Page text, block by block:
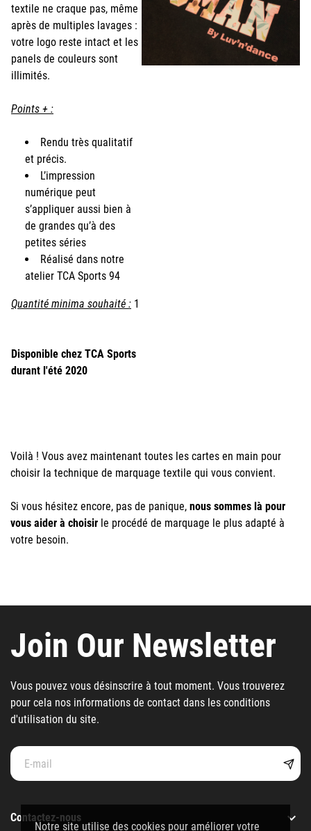
Notre site utilise des cookies pour améliorer votre
textile ne craque pas, même
après de multiples lavages :
votre logo reste intact et les
panels de couleurs sont
illimités.
Points + :
Rendu très qualitatif
et précis.
L’impression
numérique peut
s’appliquer aussi bien à
de grandes qu’à des
petites séries
Réalisé dans notre
atelier TCA Sports 94
Quantité minima souhaité : 1
Disponible chez TCA Sports
durant l'été 2020
Voilà ! Vous avez maintenant toutes les cartes en main pour
choisir la technique de marquage textile qui vous convient.
Si vous hésitez encore, pas de panique, nous sommes là pour
vous aider à choisir le procédé de marquage le plus adapté à
votre besoin.
Join Our Newsletter
Vous pouvez vous désinscrire à tout moment. Vous trouverez
pour cela nos informations de contact dans les conditions
d'utilisation du site.
Contactez-nous 